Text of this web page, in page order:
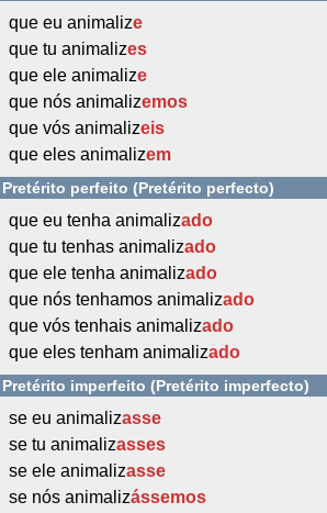
que eu animalize
que tu animalizes
que ele animalize
que nós animalizemos
que vós animalizeis
que eles animalizem
Pretérito perfeito (Pretérito perfecto)
que eu tenha animalizado
que tu tenhas animalizado
que ele tenha animalizado
que nós tenhamos animalizado
que vós tenhais animalizado
que eles tenham animalizado
Pretérito imperfeito (Pretérito imperfecto)
se eu animalizasse
se tu animalizasses
se ele animalizasse
se nós animalizássemos